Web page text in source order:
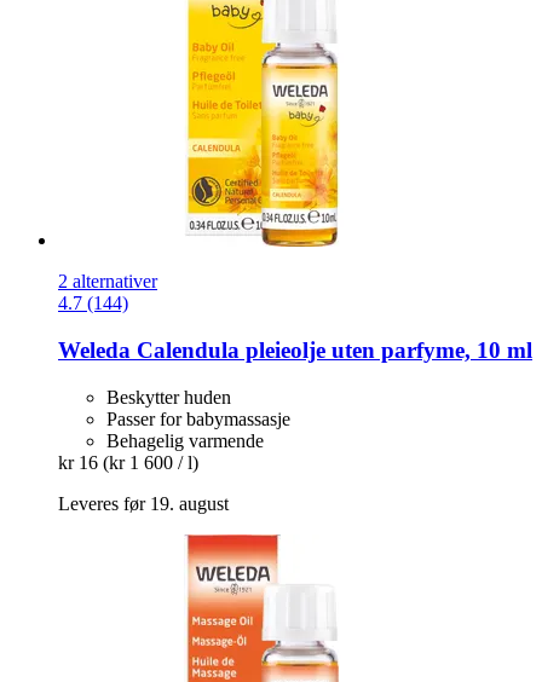
2 alternativer
4.7 (144)
Weleda Calendula pleieolje uten parfyme, 10 ml
Beskytter huden
Passer for babymassasje
Behagelig varmende
kr 16 (kr 1 600 / l)
Leveres før 19. august